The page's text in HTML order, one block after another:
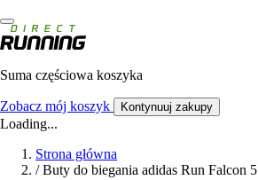
Suma częściowa koszyka
Zobacz mój koszyk Kontynuuj zakupy
Loading...
Strona główna
/ Buty do biegania adidas Run Falcon 5